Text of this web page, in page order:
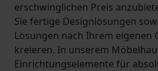
erschwinglichen Preis
Sie fertige Designlösungen
Lösungen nach Ihrem eigenen
kreieren. In unserem
Einrichtungselemente für